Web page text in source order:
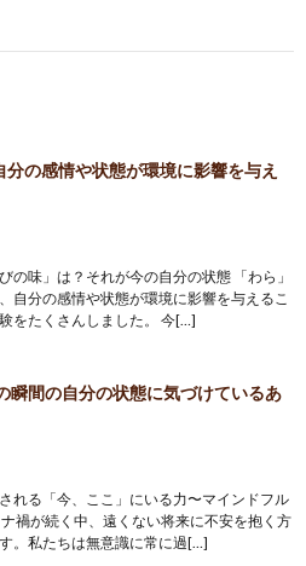
の感情や状態が環境に影響を与え
の味」は？それが今の自分の状態 「わら」
自分の感情や状態が環境に影響を与えるこ
をたくさんしました。 今[…]
瞬間の自分の状態に気づけているあ
れる「今、ここ」にいる力〜マインドフル
禍が続く中、遠くない将来に不安を抱く方
。私たちは無意識に常に過[…]